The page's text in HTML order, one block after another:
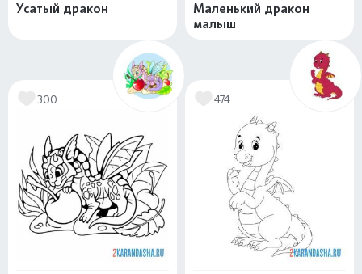
Усатый дракон
Маленький дракон
малыш
300 474